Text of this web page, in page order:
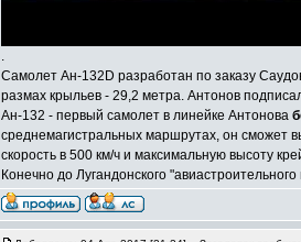
.
Самолет Ан-132D разработан по заказу
размах крыльев - 29,2 метра. Антонов
Ан-132 - первый самолет в линейке Антонова
среднемагистральных маршрутах, он сможет
скорость в 500 км/ч и максимальную высоту
Конечно до Лугандонского